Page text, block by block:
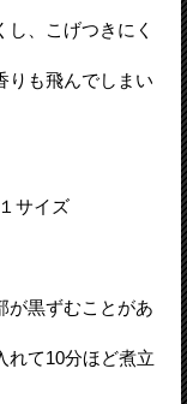
、こげつきにく
も飛んでしまい
サイズ
が黒ずむことがあ
れて10分ほど煮立